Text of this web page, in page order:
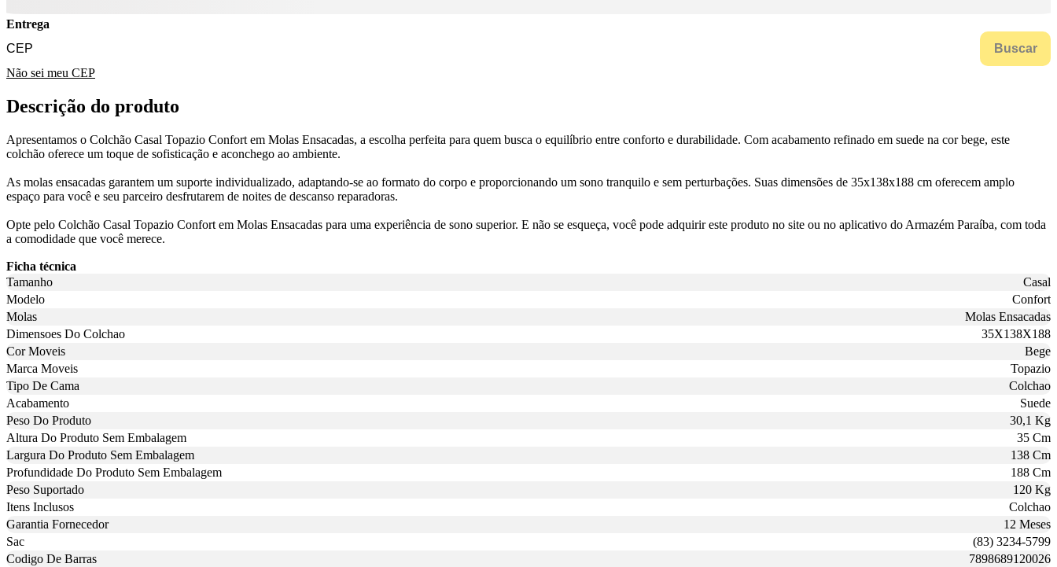
Entrega
Buscar
Não sei meu CEP
Descrição do produto
Apresentamos o Colchão Casal Topazio Confort em Molas Ensacadas, a escolha perfeita para quem busca o equilíbrio entre conforto e durabilidade. Com acabamento refinado em suede na cor bege, este
colchão oferece um toque de sofisticação e aconchego ao ambiente.
As molas ensacadas garantem um suporte individualizado, adaptando-se ao formato do corpo e proporcionando um sono tranquilo e sem perturbações. Suas dimensões de 35x138x188 cm oferecem amplo
espaço para você e seu parceiro desfrutarem de noites de descanso reparadoras.
Opte pelo Colchão Casal Topazio Confort em Molas Ensacadas para uma experiência de sono superior. E não se esqueça, você pode adquirir este produto no site ou no aplicativo do Armazém Paraíba, com toda
a comodidade que você merece.
Ficha técnica
Tamanho
Casal
Modelo
Confort
Molas
Molas Ensacadas
Dimensoes Do Colchao
35X138X188
Cor Moveis
Bege
Marca Moveis
Topazio
Tipo De Cama
Colchao
Acabamento
Suede
Peso Do Produto
30,1 Kg
Altura Do Produto Sem Embalagem
35 Cm
Largura Do Produto Sem Embalagem
138 Cm
Profundidade Do Produto Sem Embalagem
188 Cm
Peso Suportado
120 Kg
Itens Inclusos
Colchao
Garantia Fornecedor
12 Meses
Sac
(83) 3234-5799
Codigo De Barras
7898689120026